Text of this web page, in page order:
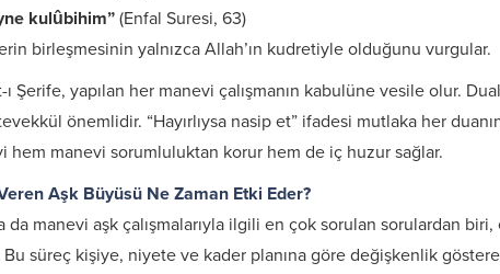
kulûbihim”(Enfal Suresi, 63)
birleşmesinin yalnızca Allah’ın kudretiyle olduğunu vurgular.
ı Şerife, yapılan her manevi çalışmanın kabulüne vesile olur.
önemlidir. “Hayırlıysa nasip et” ifadesi mutlaka her
hem manevi sorumluluktan korur hem de iç huzur sağlar.
Aşk Büyüsü Ne Zaman Etki Eder?
da manevi aşk çalışmalarıyla ilgili en çok sorulan sorulardan
süreç kişiye, niyete ve kader planına göre değişkenlik
Karı Koca Arası
Muhabbeti Artıran
Dua ve Etkileri
Kişiye Özel Vefkler ve
Zırh için